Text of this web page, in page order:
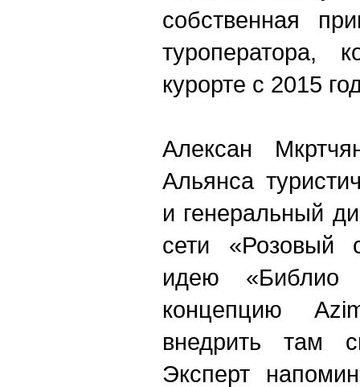
собственная
туроператора,
курорте с 2015
Алексан
Альянса
и генеральный
сети «Розовый
идею «Библио
концепцию
внедрить там
Эксперт